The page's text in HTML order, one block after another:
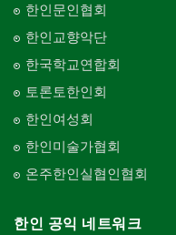
한인문인협회
한인교향악단
한국학교연합회
토론토한인회
한인여성회
한인미술가협회
온주한인실협인협회
한인 공익 네트워크